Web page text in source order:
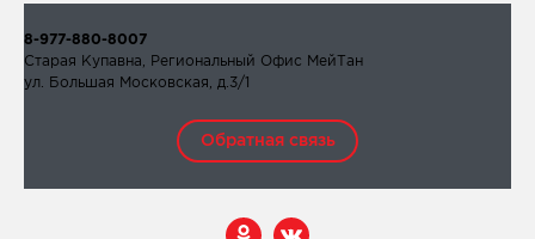
8-977-880-8007
Старая Купавна, Региональный Офис МейТан
ул. Большая Московская, д.3/1
Обратная связь